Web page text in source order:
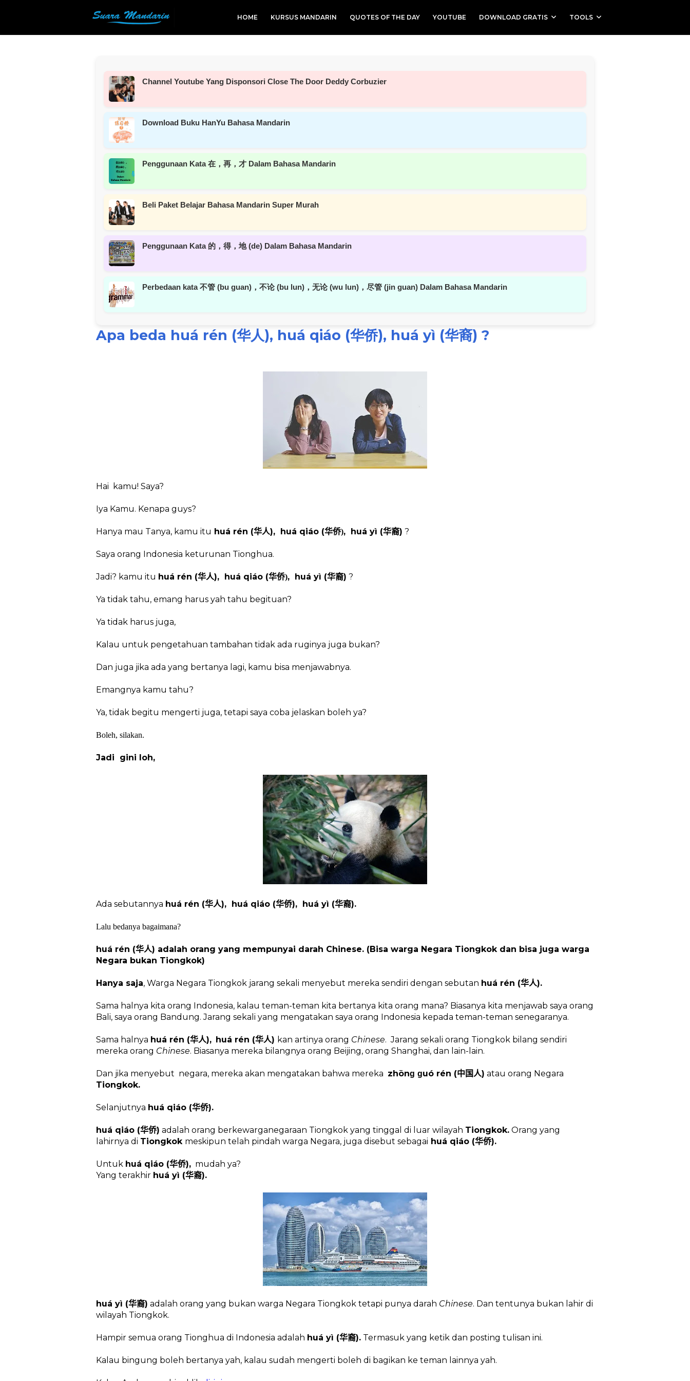
HOME KURSUS MANDARIN QUOTES OF THE DAY YOUTUBE DOWNLOAD GRATIS TOOLS
Channel Youtube Yang Disponsori Close The Door Deddy Corbuzier
Download Buku HanYu Bahasa Mandarin
Penggunaan Kata 在，再，才 Dalam Bahasa Mandarin
Beli Paket Belajar Bahasa Mandarin Super Murah
Penggunaan Kata 的，得，地 (de) Dalam Bahasa Mandarin
Perbedaan kata 不管 (bu guan)，不论 (bu lun)，无论 (wu lun)，尽管 (jin guan) Dalam Bahasa Mandarin
Apa beda huá rén (华人), huá qiáo (华侨), huá yì (华裔) ?
Hai kamu! Saya?
Iya Kamu. Kenapa guys?
Hanya mau Tanya, kamu itu huá rén (华人), huá qiáo (华侨), huá yì (华裔) ?
Saya orang Indonesia keturunan Tionghua.
Jadi? kamu itu huá rén (华人), huá qiáo (华侨), huá yì (华裔) ?
Ya tidak tahu, emang harus yah tahu begituan?
Ya tidak harus juga,
Kalau untuk pengetahuan tambahan tidak ada ruginya juga bukan?
Dan juga jika ada yang bertanya lagi, kamu bisa menjawabnya.
Emangnya kamu tahu?
Ya, tidak begitu mengerti juga, tetapi saya coba jelaskan boleh ya?
Boleh, silakan.
Jadi gini loh,
Ada sebutannya huá rén (华人), huá qiáo (华侨), huá yì (华裔).
Lalu bedanya bagaimana?
huá rén (华人) adalah orang yang mempunyai darah Chinese. (Bisa warga Negara Tiongkok dan bisa juga warga
Negara bukan Tiongkok)
Hanya saja, Warga Negara Tiongkok jarang sekali menyebut mereka sendiri dengan sebutan huá rén (华人).
Sama halnya kita orang Indonesia, kalau teman-teman kita bertanya kita orang mana? Biasanya kita menjawab saya orang
Bali, saya orang Bandung. Jarang sekali yang mengatakan saya orang Indonesia kepada teman-teman senegaranya.
Sama halnya huá rén (华人), huá rén (华人) kan artinya orang Chinese. Jarang sekali orang Tiongkok bilang sendiri
mereka orang Chinese. Biasanya mereka bilangnya orang Beijing, orang Shanghai, dan lain-lain.
Dan jika menyebut negara, mereka akan mengatakan bahwa mereka zhōnɡ ɡuó rén (中国人) atau orang Negara
Tiongkok.
Selanjutnya huá qiáo (华侨).
huá qiáo (华侨) adalah orang berkewarganegaraan Tiongkok yang tinggal di luar wilayah Tiongkok. Orang yang
lahirnya di Tiongkok meskipun telah pindah warga Negara, juga disebut sebagai huá qiáo (华侨).
Untuk huá qiáo (华侨), mudah ya?
Yang terakhir huá yì (华裔).
huá yì (华裔) adalah orang yang bukan warga Negara Tiongkok tetapi punya darah Chinese. Dan tentunya bukan lahir di
wilayah Tiongkok.
Hampir semua orang Tionghua di Indonesia adalah huá yì (华裔). Termasuk yang ketik dan posting tulisan ini.
Kalau bingung boleh bertanya yah, kalau sudah mengerti boleh di bagikan ke teman lainnya yah.